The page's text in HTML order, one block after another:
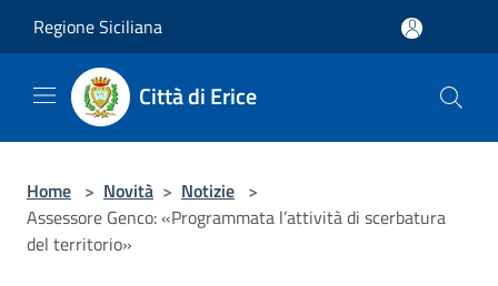
Regione Siciliana
Città di Erice
Home > Novità > Notizie >
Assessore Genco: «Programmata l’attività di scerbatura
del territorio»